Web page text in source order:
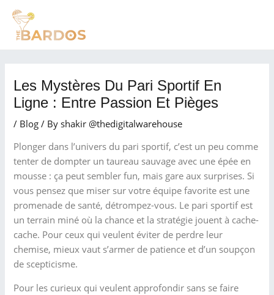
Skip
content
Les Mystères Du Pari Sportif En
Ligne : Entre Passion Et Pièges
/ Blog / By shakir @thedigitalwarehouse
Plonger dans l’univers du pari sportif, c’est un peu comme
tenter de dompter un taureau sauvage avec une épée en
mousse : ça peut sembler fun, mais gare aux surprises. Si
vous pensez que miser sur votre équipe favorite est une
promenade de santé, détrompez-vous. Le pari sportif est
un terrain miné où la chance et la stratégie jouent à cache-
cache. Pour ceux qui veulent éviter de perdre leur
chemise, mieux vaut s’armer de patience et d’un soupçon
de scepticisme.
Pour les curieux qui veulent approfondir sans se faire
Post
navigation